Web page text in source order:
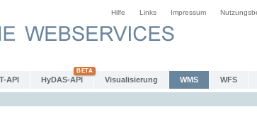
Hilfe Links Impressum
API HyDAS-API Visualisierung WMS WFS